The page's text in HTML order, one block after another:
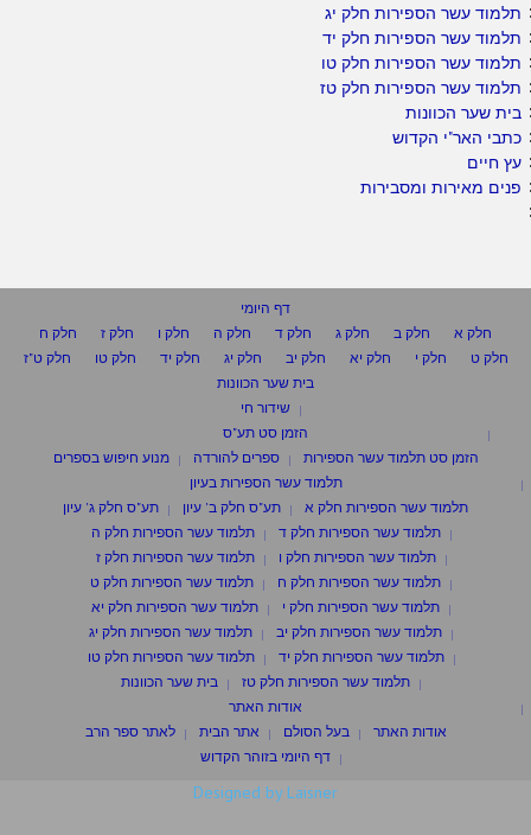
תלמוד עשר הספירות חלק יג
תלמוד עשר הספירות חלק יד
תלמוד עשר הספירות חלק טו
תלמוד עשר הספירות חלק טז
בית שער הכוונות
כתבי האר"י הקדוש
עץ חיים
פנים מאירות ומסבירות
דף היומי
חלק א
חלק ב חלק ג חלק ד חלק ה חלק ו חלק ז
חלק ח
חלק ט
חלק י חלק יא חלק יב חלק יג חלק יד חלק טו
חלק ט"ז
בית שער הכוונות
שידור חי
הזמן סט תע"ס
הזמן סט תלמוד עשר הספירות
ספרים להורדה
מנוע חיפוש בספרים
תלמוד עשר הספירות בעיון
תלמוד עשר הספירות חלק א
תע"ס חלק ב' עיון
תע"ס חלק ג' עיון
תלמוד עשר הספירות חלק ד
תלמוד עשר הספירות חלק ה
תלמוד עשר הספירות חלק ו
תלמוד עשר הספירות חלק ז
תלמוד עשר הספירות חלק ח
תלמוד עשר הספירות חלק ט
תלמוד עשר הספירות חלק י
תלמוד עשר הספירות חלק יא
תלמוד עשר הספירות חלק יב
תלמוד עשר הספירות חלק יג
תלמוד עשר הספירות חלק יד
תלמוד עשר הספירות חלק טו
תלמוד עשר הספירות חלק טז
בית שער הכוונות
אודות האתר
אודות האתר
בעל הסולם אתר הבית
לאתר ספר הרב
דף היומי בזוהר הקדוש
Designed by Laisner